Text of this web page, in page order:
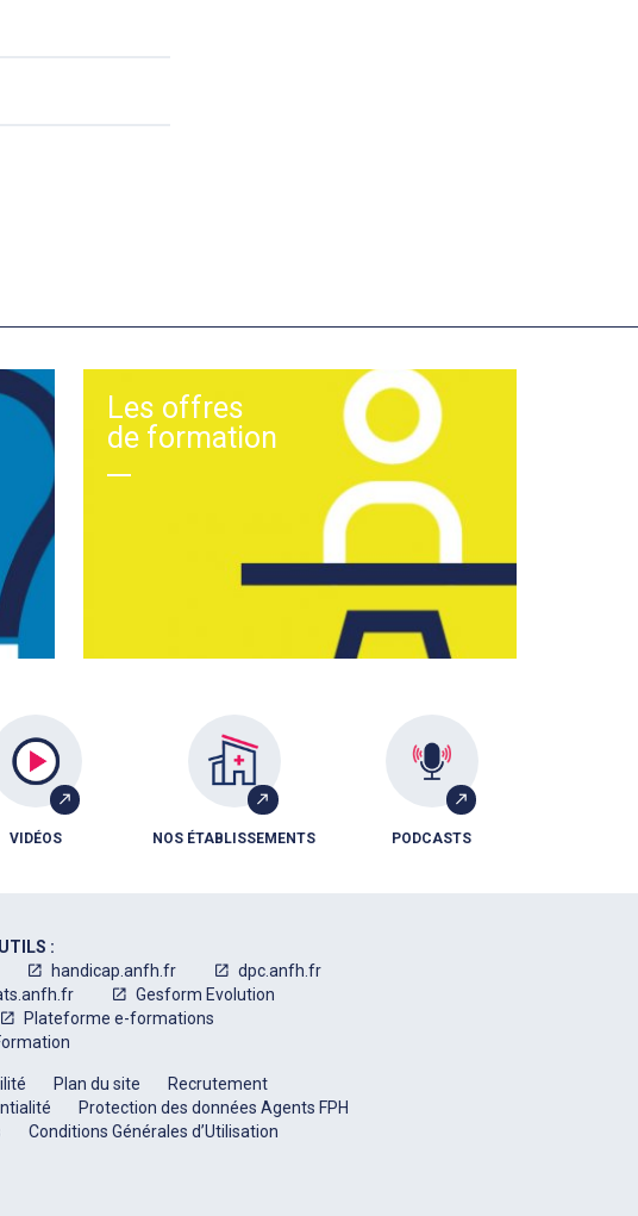
Les offres
de formation
VIDÉOS NOS ÉTABLISSEMENTS PODCASTS
:
handicap.anfh.fr
dpc.anfh.fr
Gesform Evolution
Plateforme e-formations
Plan du site
Recrutement
Protection des données Agents FPH
Conditions Générales d’Utilisation